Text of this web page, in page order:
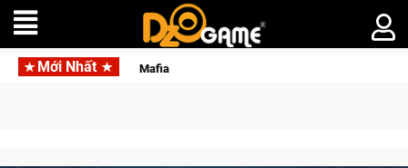
Mới Nhất Garena hợp tác cùng Pocketpair đưa bom tấn